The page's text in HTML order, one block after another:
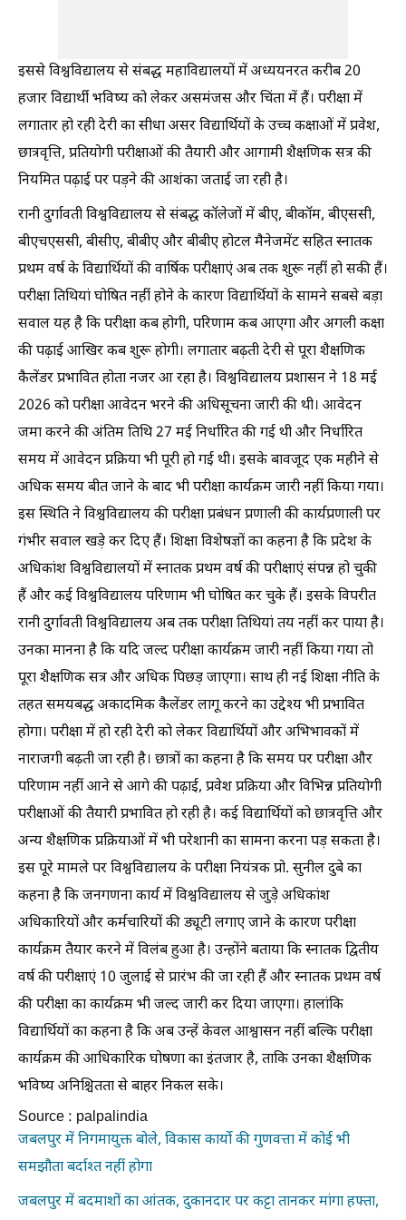
इससे विश्वविद्यालय से संबद्ध महाविद्यालयों में अध्ययनरत करीब 20
हजार विद्यार्थी भविष्य को लेकर असमंजस और चिंता में हैं। परीक्षा में
लगातार हो रही देरी का सीधा असर विद्यार्थियों के उच्च कक्षाओं में प्रवेश,
छात्रवृत्ति, प्रतियोगी परीक्षाओं की तैयारी और आगामी शैक्षणिक सत्र की
नियमित पढ़ाई पर पड़ने की आशंका जताई जा रही है।
रानी दुर्गावती विश्वविद्यालय से संबद्ध कॉलेजों में बीए, बीकॉम, बीएससी,
बीएचएससी, बीसीए, बीबीए और बीबीए होटल मैनेजमेंट सहित स्नातक
प्रथम वर्ष के विद्यार्थियों की वार्षिक परीक्षाएं अब तक शुरू नहीं हो सकी हैं।
परीक्षा तिथियां घोषित नहीं होने के कारण विद्यार्थियों के सामने सबसे बड़ा
सवाल यह है कि परीक्षा कब होगी, परिणाम कब आएगा और अगली कक्षा
की पढ़ाई आखिर कब शुरू होगी। लगातार बढ़ती देरी से पूरा शैक्षणिक
कैलेंडर प्रभावित होता नजर आ रहा है। विश्वविद्यालय प्रशासन ने 18 मई
2026 को परीक्षा आवेदन भरने की अधिसूचना जारी की थी। आवेदन
जमा करने की अंतिम तिथि 27 मई निर्धारित की गई थी और निर्धारित
समय में आवेदन प्रक्रिया भी पूरी हो गई थी। इसके बावजूद एक महीने से
अधिक समय बीत जाने के बाद भी परीक्षा कार्यक्रम जारी नहीं किया गया।
इस स्थिति ने विश्वविद्यालय की परीक्षा प्रबंधन प्रणाली की कार्यप्रणाली पर
गंभीर सवाल खड़े कर दिए हैं। शिक्षा विशेषज्ञों का कहना है कि प्रदेश के
अधिकांश विश्वविद्यालयों में स्नातक प्रथम वर्ष की परीक्षाएं संपन्न हो चुकी
हैं और कई विश्वविद्यालय परिणाम भी घोषित कर चुके हैं। इसके विपरीत
रानी दुर्गावती विश्वविद्यालय अब तक परीक्षा तिथियां तय नहीं कर पाया है।
उनका मानना है कि यदि जल्द परीक्षा कार्यक्रम जारी नहीं किया गया तो
पूरा शैक्षणिक सत्र और अधिक पिछड़ जाएगा। साथ ही नई शिक्षा नीति के
तहत समयबद्ध अकादमिक कैलेंडर लागू करने का उद्देश्य भी प्रभावित
होगा। परीक्षा में हो रही देरी को लेकर विद्यार्थियों और अभिभावकों में
नाराजगी बढ़ती जा रही है। छात्रों का कहना है कि समय पर परीक्षा और
परिणाम नहीं आने से आगे की पढ़ाई, प्रवेश प्रक्रिया और विभिन्न प्रतियोगी
परीक्षाओं की तैयारी प्रभावित हो रही है। कई विद्यार्थियों को छात्रवृत्ति और
अन्य शैक्षणिक प्रक्रियाओं में भी परेशानी का सामना करना पड़ सकता है।
इस पूरे मामले पर विश्वविद्यालय के परीक्षा नियंत्रक प्रो. सुनील दुबे का
कहना है कि जनगणना कार्य में विश्वविद्यालय से जुड़े अधिकांश
अधिकारियों और कर्मचारियों की ड्यूटी लगाए जाने के कारण परीक्षा
कार्यक्रम तैयार करने में विलंब हुआ है। उन्होंने बताया कि स्नातक द्वितीय
वर्ष की परीक्षाएं 10 जुलाई से प्रारंभ की जा रही हैं और स्नातक प्रथम वर्ष
की परीक्षा का कार्यक्रम भी जल्द जारी कर दिया जाएगा। हालांकि
विद्यार्थियों का कहना है कि अब उन्हें केवल आश्वासन नहीं बल्कि परीक्षा
कार्यक्रम की आधिकारिक घोषणा का इंतजार है, ताकि उनका शैक्षणिक
भविष्य अनिश्चितता से बाहर निकल सके।
Source : palpalindia
जबलपुर में निगमायुक्त बोले, विकास कार्याे की गुणवत्ता में कोई भी
समझौता बर्दाश्त नहीं होगा
जबलपुर में बदमाशों का आंतक, दुकानदार पर कट्टा तानकर मांगा हफ्ता,